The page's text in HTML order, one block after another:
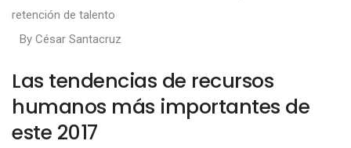
retención de talento
By César Santacruz
Las tendencias de recursos
humanos más importantes de
este 2017